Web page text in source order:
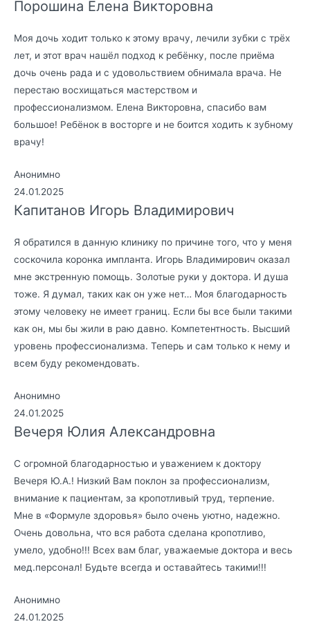
Порошина Елена Викторовна
Моя дочь ходит только к этому врачу, лечили зубки с трёх
лет, и этот врач нашёл подход к ребёнку, после приёма
дочь очень рада и с удовольствием обнимала врача. Не
перестаю восхищаться мастерством и
профессионализмом. Елена Викторовна, спасибо вам
большое! Ребёнок в восторге и не боится ходить к зубному
врачу!
Анонимно
24.01.2025
Капитанов Игорь Владимирович
Я обратился в данную клинику по причине того, что у меня
соскочила коронка импланта. Игорь Владимирович оказал
мне экстренную помощь. Золотые руки у доктора. И душа
тоже. Я думал, таких как он уже нет… Моя благодарность
этому человеку не имеет границ. Если бы все были такими
как он, мы бы жили в раю давно. Компетентность. Высший
уровень профессионализма. Теперь и сам только к нему и
всем буду рекомендовать.
Анонимно
24.01.2025
Вечеря Юлия Александровна
С огромной благодарностью и уважением к доктору
Вечеря Ю.А.! Низкий Вам поклон за профессионализм,
внимание к пациентам, за кропотливый труд, терпение.
Мне в «Формуле здоровья» было очень уютно, надежно.
Очень довольна, что вся работа сделана кропотливо,
умело, удобно!!! Всех вам благ, уважаемые доктора и весь
мед.персонал! Будьте всегда и оставайтесь такими!!!
Анонимно
24.01.2025